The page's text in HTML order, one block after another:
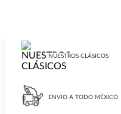
NUESTROS CLÁSICOS
ENVIO A TODO MÉXICO